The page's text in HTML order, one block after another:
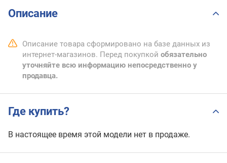
Описание
Описание товара сформировано на базе данных из
интернет-магазинов. Перед покупкой обязательно
уточняйте всю информацию непосредственно у
продавца.
Где купить?
В настоящее время этой модели нет в продаже.